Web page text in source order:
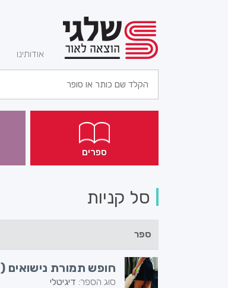
אודותינו
ספרים
סל קניות
ספר
חופש תמורת נישואים (990)
סוג הספר: דיגיטלי